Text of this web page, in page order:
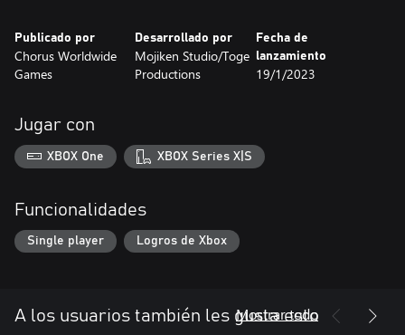
Publicado por
Chorus Worldwide
Games
Desarrollado por
Mojiken Studio/Toge
Productions
Fecha de
lanzamiento
19/1/2023
Jugar con
XBOX One XBOX Series X|S
Funcionalidades
Single player Logros de Xbox
A los usuarios también les gusta esto
Mostrar todo